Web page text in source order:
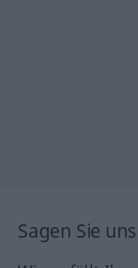
Sagen Sie